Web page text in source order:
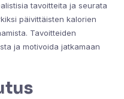
tavoitteita ja seurata
päivittäisten kalorien
Tavoitteiden
ja motivoida jatkamaan